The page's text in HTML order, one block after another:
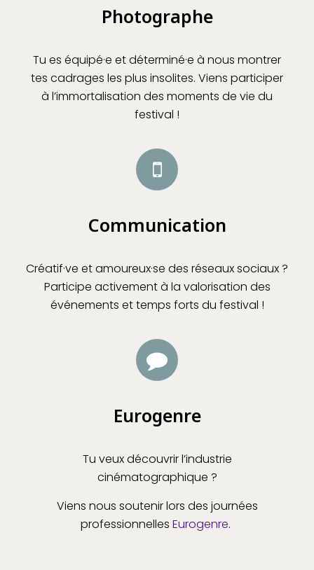
Photographe
Tu es équipé·e et déterminé·e à nous montrer
tes cadrages les plus insolites. Viens participer
à l’immortalisation des moments de vie du
festival !
Communication
Créatif·ve et amoureux·se des réseaux sociaux ?
Participe activement à la valorisation des
événements et temps forts du festival !
Eurogenre
Tu veux découvrir l’industrie
cinématographique ?
Viens nous soutenir lors des journées
professionnelles Eurogenre.